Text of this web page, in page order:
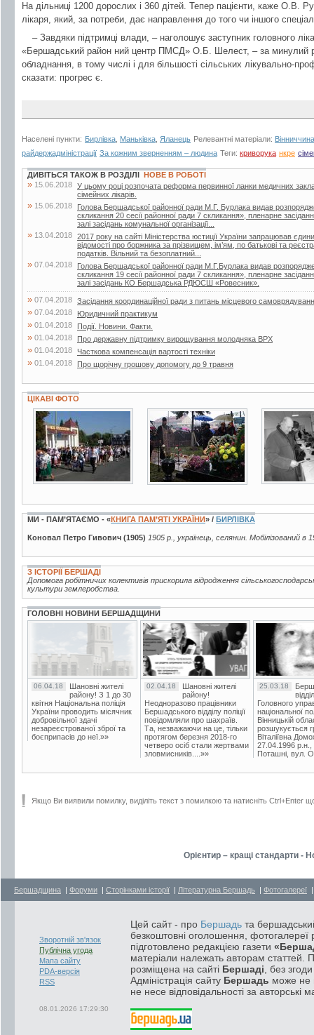
На дільниці 1200 дорослих і 360 дітей. Тепер пацієнти, каже О.В.
лікаря, який, за потреби, дає направлення до того чи іншого
– Завдяки підтримці влади, – наголошує заступник головного
«Бершадський район ний центр ПМСД» О.Б. Шелест, – за минулий
обладнання, в тому числі і для більшості сільських лікувально-
сказати: прогрес є.
Населені пункти: Бирлівка Маньківка Яланець Релевантні матеріали:
райдержадміністрації За кожним зверненням – людина Теги: криворука нкре
ДИВІТЬСЯ ТАКОЖ В РОЗДІЛІ НОВЕ В РОБОТІ
» 15.06.2018 У цьому році розпочата реформа первинної ланки медичних
сімейних лікарів.
» 15.06.2018
Голова Бершадської районної ради М.Г. Бурлака видав
скликання 20 сесії районної ради 7 скликання», пленарне
залі засідань комунальної організації...
» 13.04.2018 2017 року на сайті Міністерства юстиції України запрацював
відомості про боржника за прізвищем, ім’ям, по батькові та
податків. Вільний та безоплатний...
» 07.04.2018
Голова Бершадської районної ради М.Г.Бурлака видав
скликання 19 сесії районної ради 7 скликання», пленарне
залі засідань КО Бершадська РДЮСШ «Ровесник».
» 07.04.2018 Засідання координаційної ради з питань місцевого
» 07.04.2018 Юридичний практикум
» 01.04.2018 Події. Новини. Факти.
» 01.04.2018 Про державну підтримку вирощування молодняка ВРХ
» 01.04.2018 Часткова компенсація вартості техніки
» 01.04.2018 Про щорічну грошову допомогу до 9 травня
ЦІКАВІ ФОТО
5 фото 10 фото 4 фото
МИ - ПАМ’ЯТАЄМО - «КНИГА ПАМ’ЯТІ УКРАЇНИ» / БИРЛІВКА
Коновал Петро Гивович (1905) 1905 р., українець, селянин. Мобілізований
З ІСТОРІЇ БЕРШАДІ
Допомога робітничих колективів прискорила відродження
культури землеробства.
ГОЛОВНІ НОВИНИ БЕРШАДЩИНИ
06.04.18
Шановні жителі
району! З 1 до 30
квітня Національна поліція
України проводить місячник
добровільної здачі
незареєстрованої зброї та
боєприпасів до неї.»»
02.04.18
Шановні жителі
району!
Неодноразово працівники
Бершадського відділу поліції
повідомляли про шахраїв.
Та, незважаючи на це, тільки
протягом березня 2018-го
четверо осіб стали жертвами
зловмисників....»»
25.03.18
Головного
національної
Вінницькій
розшукується
Віталіївна
27.04.1996 р.н.,
Поташні, вул.
Якщо Ви виявили помилку, виділіть текст з помилкою та натисніть Ctrl+Enter
Орієнтир – кращі стандарти -
Бершадщина | Форуми | Сторінками історії | Літературна Бершадь | Фотогалереї
Зворотній зв'язок
Публічна угода
Мапа сайту
PDA-версія
RSS
08.01.2026 17:29:30
Цей сайт - про Бершадь та
безкоштовні оголошення, фотогалереї
підготовлено редакцією газети
матеріали належать авторам статтей.
розміщена на сайті Бершаді , без
Адміністрація сайту Бершадь може не
не несе відповідальності за авторські